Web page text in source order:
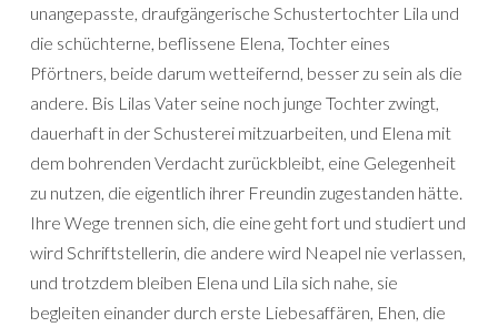
unangepasste, draufgängerische Schustertochter Lila und
die schüchterne, beflissene Elena, Tochter eines
Pförtners, beide darum wetteifernd, besser zu sein als die
andere. Bis Lilas Vater seine noch junge Tochter zwingt,
dauerhaft in der Schusterei mitzuarbeiten, und Elena mit
dem bohrenden Verdacht zurückbleibt, eine Gelegenheit
zu nutzen, die eigentlich ihrer Freundin zugestanden hätte.
Ihre Wege trennen sich, die eine geht fort und studiert und
wird Schriftstellerin, die andere wird Neapel nie verlassen,
und trotzdem bleiben Elena und Lila sich nahe, sie
begleiten einander durch erste Liebesaffären, Ehen, die